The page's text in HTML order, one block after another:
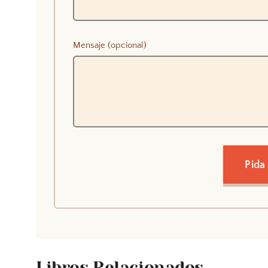
Mensaje (opcional)